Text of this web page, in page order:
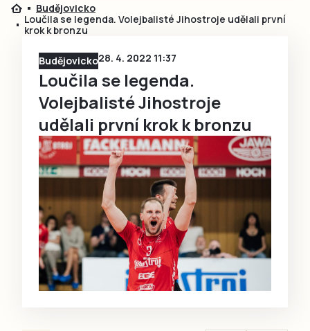
Přihlásit se přes Facebook
Budějovicko
Loučila se legenda. Volejbalisté Jihostroje udělali první
krok k bronzu
Budějovicko28. 4. 2022 11:37
Loučila se legenda.
Volejbalisté Jihostroje
udělali první krok k bronzu